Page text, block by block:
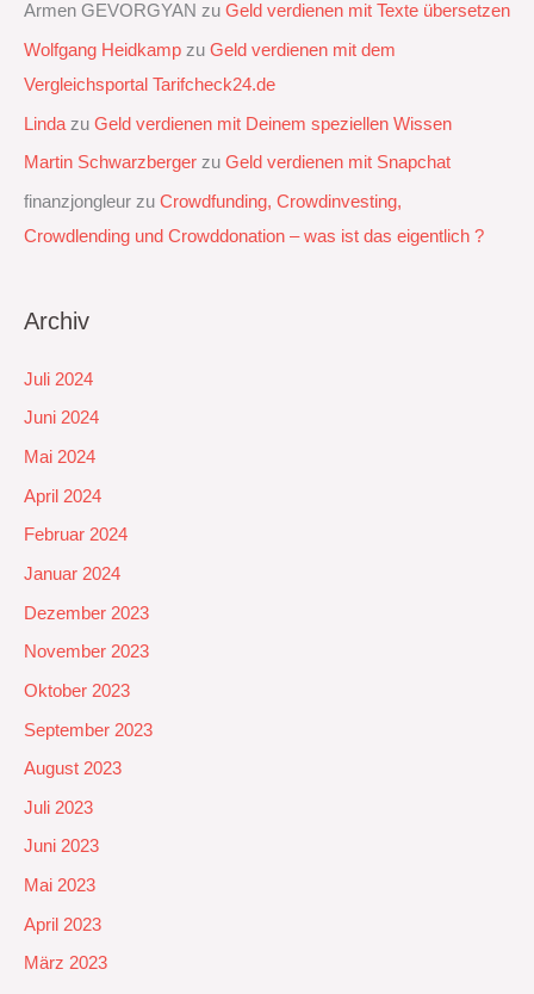
Armen GEVORGYAN zu Geld verdienen mit Texte übersetzen
Wolfgang Heidkamp zu Geld verdienen mit dem
Vergleichsportal Tarifcheck24.de
Linda zu Geld verdienen mit Deinem speziellen Wissen
Martin Schwarzberger zu Geld verdienen mit Snapchat‭
finanzjongleur zu Crowdfunding, Crowdinvesting,
Crowdlending und Crowddonation – was ist das eigentlich ?
Archiv
Juli 2024
Juni 2024
Mai 2024
April 2024
Februar 2024
Januar 2024
Dezember 2023
November 2023
Oktober 2023
September 2023
August 2023
Juli 2023
Juni 2023
Mai 2023
April 2023
März 2023